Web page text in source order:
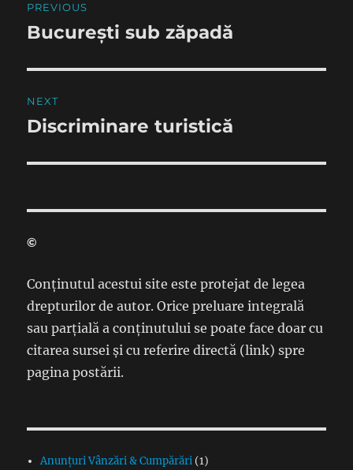
navigation
PREVIOUS
Previous
București sub zăpadă
NEXT
Next
Discriminare turistică
©
Conținutul acestui site este protejat de legea
drepturilor de autor. Orice preluare integrală
sau parțială a conținutului se poate face doar cu
citarea sursei și cu referire directă (link) spre
pagina postării.
Anunțuri Vânzări & Cumpărări(1)